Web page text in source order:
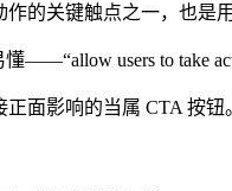
的关键触点之一，也是
——“allow users to take
面影响的当属 CTA 按钮